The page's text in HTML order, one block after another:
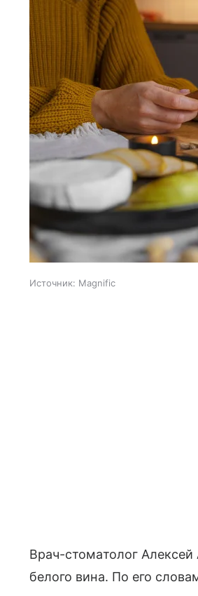
Источник: Magnific
Врач-стоматолог Алексей
белого вина. По его